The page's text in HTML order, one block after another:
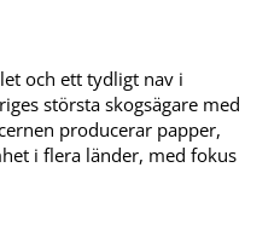
och ett tydligt nav i
största skogsägare med
producerar papper,
i flera länder, med fokus